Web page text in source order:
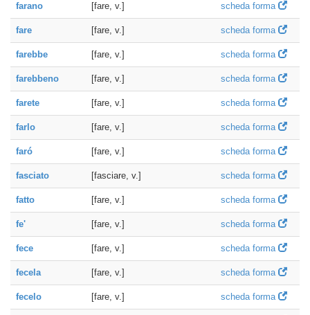
farano [fare, v.] scheda forma
fare [fare, v.] scheda forma
farebbe [fare, v.] scheda forma
farebbeno [fare, v.] scheda forma
farete [fare, v.] scheda forma
farlo [fare, v.] scheda forma
faró [fare, v.] scheda forma
fasciato [fasciare, v.] scheda forma
fatto [fare, v.] scheda forma
fe' [fare, v.] scheda forma
fece [fare, v.] scheda forma
fecela [fare, v.] scheda forma
fecelo [fare, v.] scheda forma